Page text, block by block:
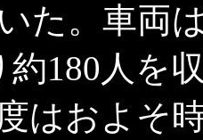
た。車両
約180人を
はおよそ